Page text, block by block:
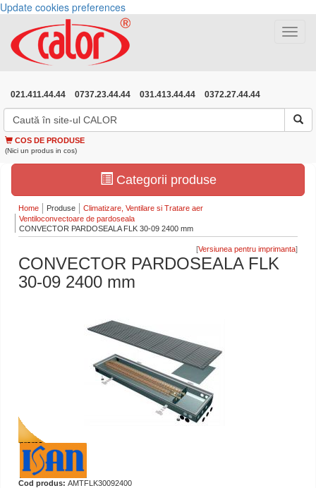
Update cookies preferences
Toggle
021.411.44.44 0737.23.44.44 031.413.44.44 0372.27.44.44
COS DE PRODUSE
(Nici un produs in cos)
Categorii produse
Home Produse
Climatizare, Ventilare si Tratare aer
Ventiloconvectoare de pardoseala
CONVECTOR PARDOSEALA FLK 30-09 2400 mm
[ ]
CONVECTOR PARDOSEALA FLK
30-09 2400 mm
Cod produs: AMTFLK30092400